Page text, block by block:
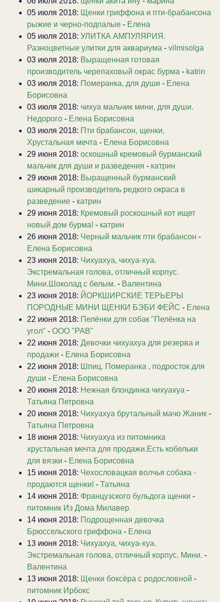
05 июля 2018: Щенки гриффона и пти-брабансона
рыжие и черно-подпалые - Елена
05 июля 2018: УЛИТКА АМПУЛЯРИЯ.
Разноцветные улитки для аквариума - vilmisolga
03 июля 2018: Выращенная готовая
производитель черепаховый окрас бурма - katrin
03 июля 2018: Померанка, для души - Елена
Борисовна
03 июля 2018: чихуа мальчик мини, для души.
Недорого - Елена Борисовна
03 июля 2018: Пти брабансон, щенки,
Хрустальная мечта - Елена Борисовна
29 июня 2018: оскошный кремовый бурманский
мальчик для души и разведения - катрин
29 июня 2018: Выращенный бурманский
шикарный производитель редкого окраса в
разведение - катрин
29 июня 2018: Кремовый роскошный кот ищет
новый дом бурма! - катрин
26 июня 2018: Черный мальчик пти брабансон -
Елена Борисовна
23 июня 2018: Чихуахуа, чихуа-хуа.
Экстремальная голова, отличный корпус.
Мини.Шоколад с белым. - Валентина
23 июня 2018: ЙОРКШИРСКИЕ ТЕРЬЕРЫ
ПОРОДНЫЕ МИНИ ЩЕНКИ БЭБИ ФЕЙС - Елена
22 июня 2018: Пелёнки для собак "Пелёнка на
угол" - ООО "РАВ"
22 июня 2018: Девочки чихуахуа для резерва и
продажи - Елена Борисовна
22 июня 2018: Шпиц. Померанка , подросток для
души - Елена Борисовна
20 июня 2018: Нежная блондинка чихуахуа -
Татьяна Петровна
20 июня 2018: Чихуахуа брутальный мачо Жаник -
Татьяна Петровна
18 июня 2018: Чихуахуа из питомника
хрустальная мечта для продажи.Есть кобельки
для вязки - Елена Борисовна
15 июня 2018: Чехословацкая волчья собака -
продаются щенки! - Татьяна
14 июня 2018: Французского бульдога щенки -
питомник Из Дома Милавер
14 июня 2018: Подрощенная девочка
Брюссельского гриффона - Елена
13 июня 2018: Чихуахуа, чихуа-хуа.
Экстремальная голова, отличный корпус. Мини. -
Валентина
13 июня 2018: Щенки боксёра с родословной -
питомник Ирбокс